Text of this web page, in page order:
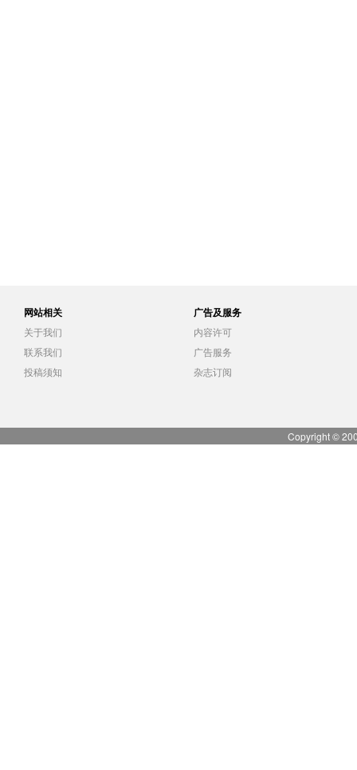
网站相关
关于我们
联系我们
投稿须知
广告及服务
内容许可
广告服务
杂志订阅
Copyright ©